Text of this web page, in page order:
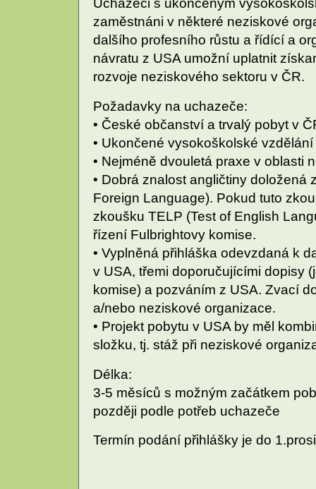
zaměstnáni v některé neziskové
dalšího profesního růstu a řídící a
návratu z USA umožní uplatnit
rozvoje neziskového sektoru v ČR.
Požadavky na uchazeče:
• České občanství a trvalý pobyt v
• Ukončené vysokoškolské
• Nejméně dvouletá praxe v oblasti
• Dobrá znalost angličtiny doložená
Foreign Language). Pokud tuto
zkoušku TELP (Test of English
řízení Fulbrightovy komise.
• Vyplněná přihláška odevzdaná k
v USA, třemi doporučujícími dopisy
komise) a pozváním z USA. Zvací
a/nebo neziskové organizace.
• Projekt pobytu v USA by měl
složku, tj. stáž při neziskové
Délka:
3-5 měsíců s možným začátkem
později podle potřeb uchazeče
Termín podání přihlášky je do